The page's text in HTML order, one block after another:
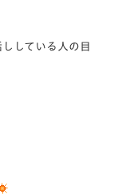
している人の目